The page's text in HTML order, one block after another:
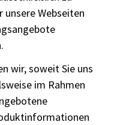
Webseiten
wir, soweit Sie uns
im Rahmen